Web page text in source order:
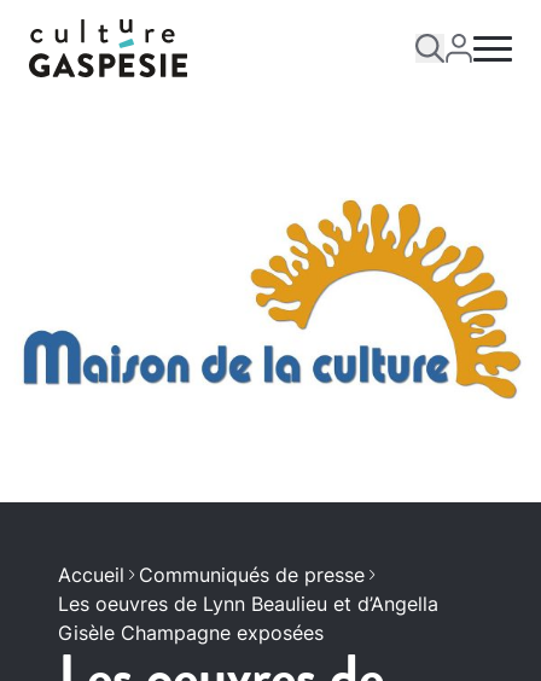
Accueil
Communiqués de presse
Les oeuvres de Lynn Beaulieu et d’Angella
Gisèle Champagne exposées